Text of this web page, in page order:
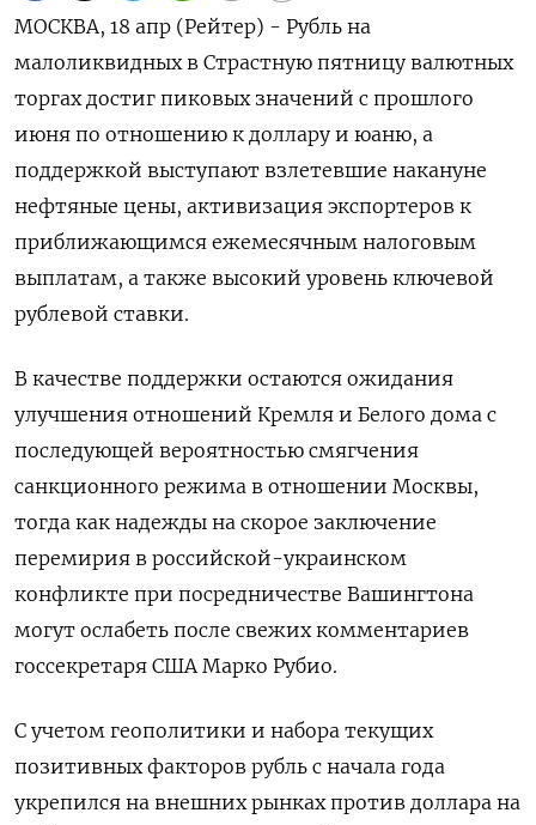
МОСКВА, 18 апр (Рейтер) - Рубль на
малоликвидных в Страстную пятницу валютных
торгах достиг пиковых значений с прошлого
июня по отношению к доллару и юаню, а
поддержкой выступают взлетевшие накануне
нефтяные цены, активизация экспортеров к
приближающимся ежемесячным налоговым
выплатам, а также высокий уровень ключевой
рублевой ставки.
В качестве поддержки остаются ожидания
улучшения отношений Кремля и Белого дома с
последующей вероятностью смягчения
санкционного режима в отношении Москвы,
тогда как надежды на скорое заключение
перемирия в российской-украинском
конфликте при посредничестве Вашингтона
могут ослабеть после свежих комментариев
госсекретаря США Марко Рубио.
С учетом геополитики и набора текущих
позитивных факторов рубль с начала года
укрепился на внешних рынках против доллара на